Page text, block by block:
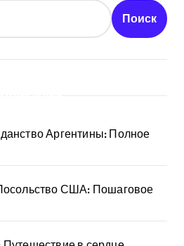
Поиск
Аргентины: Полное
США: Пошаговое